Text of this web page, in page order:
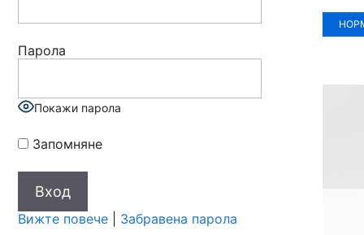
Парола
Покажи парола
Запомняне
Вижте повече Забравена парола